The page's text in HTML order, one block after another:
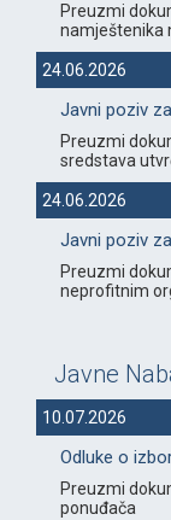
Preuzmi
namještenika
24.06.2026
Javni poziv
Preuzmi
sredstava
24.06.2026
Javni poziv
Preuzmi
neprofitnim
Javne
10.07.2026
Odluke o
Preuzmi
ponuđača